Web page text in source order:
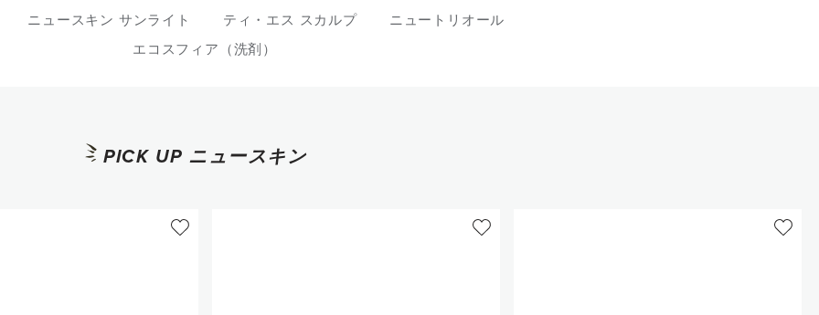
ニュースキン サンライト ティ・エス スカルプ
ニュートリオール
エコスフィア（洗剤）
PICK UP ニュースキン